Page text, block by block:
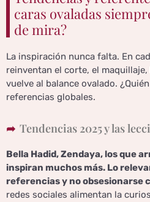
caras ovaladas
de mira?
La inspiración nunca falta. En
reinventan el corte, el
vuelve al balance ovalado.
referencias globales.
Tendencias 2025 y las
Bella Hadid, Zendaya, los que
inspiran muchos más. Lo
referencias y no obsesionarse
redes sociales alimentan la